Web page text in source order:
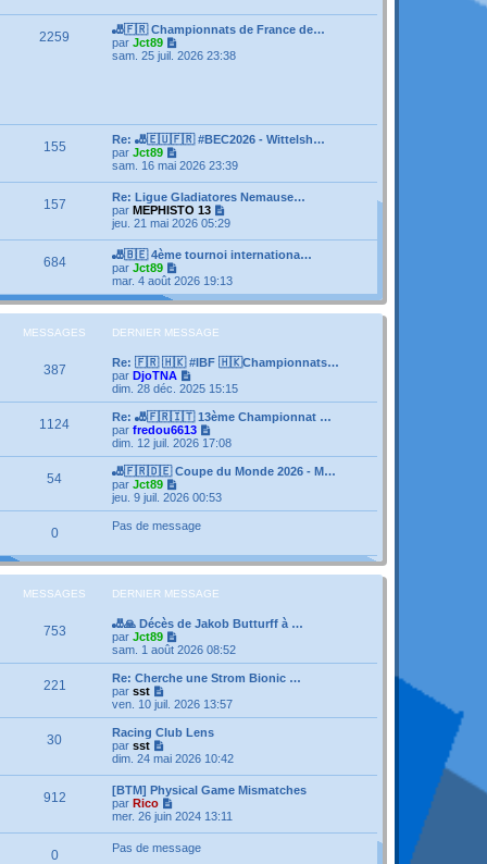
s
a
e
r
m
e
s
l
e
d
e
r
m
s
s
a
g
e
2259
🎳🇫🇷 Championnats de France de…
par Jct89
o
e
r
n
i
e
r
m
e
s
s
a
g
e
sam. 25 juil. 2026 23:38
155
Re: 🎳🇪🇺🇫🇷 #BEC2026 - Wittelsh…
par Jct89
o
r
l
e
d
e
r
i
e
r
e
s
a
g
e
sam. 16 mai 2026 23:39
157
Re: Ligue Gladiatores Nemause…
par MEPHISTO 13
o
r
l
e
d
e
r
r
e
s
s
g
e
jeu. 21 mai 2026 05:29
684
🎳🇧🇪 4ème tournoi internationa…
par Jct89
o
i
r
e
e
r
n
i
e
r
m
e
s
g
e
mar. 4 août 2026 19:13
MESSAGES DERNIER MESSAGE
387
Re: 🇫🇷 🇭🇰 #IBF 🇭🇰Championnats…
par DjoTNA
o
i
r
l
e
r
n
i
r
e
s
a
e
dim. 28 déc. 2025 15:15
1124
Re: 🎳🇫🇷🇮🇹 13ème Championnat …
par fredou6613
o
i
r
e
i
e
m
s
a
g
e
dim. 12 juil. 2026 17:08
54
🎳🇫🇷🇩🇪 Coupe du Monde 2026 - M…
par Jct89
o
i
r
d
e
r
n
e
m
e
s
a
g
e
jeu. 9 juil. 2026 00:53
0 Pas de message
MESSAGES DERNIER MESSAGE
753
🎳🙏 Décès de Jakob Butturff à …
par Jct89
o
i
r
e
r
n
i
e
r
e
s
s
sam. 1 août 2026 08:52
221
Re: Cherche une Strom Bionic …
par sst
o
i
r
e
r
n
i
e
r
ven. 10 juil. 2026 13:57
30
Racing Club Lens
par sst
o
l
e
d
e
r
dim. 24 mai 2026 10:42
912
[BTM] Physical Game Mismatches
par Rico
o
l
mer. 26 juin 2024 13:11
0 Pas de message